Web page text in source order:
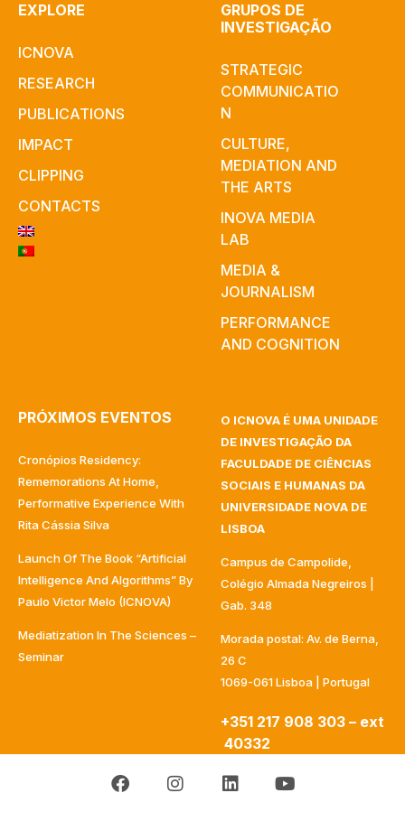
EXPLORE
ICNOVA
RESEARCH
PUBLICATIONS
IMPACT
CLIPPING
CONTACTS
GRUPOS DE
INVESTIGAÇÃO
STRATEGIC
COMMUNICATIO
N
CULTURE,
MEDIATION AND
THE ARTS
INOVA MEDIA
LAB
MEDIA &
JOURNALISM
PERFORMANCE
AND COGNITION
PRÓXIMOS EVENTOS
Cronópios Residency:
Rememorations At Home,
Performative Experience With
Rita Cássia Silva
Launch Of The Book “Artificial
Intelligence And Algorithms” By
Paulo Victor Melo (ICNOVA)
Mediatization In The Sciences –
Seminar
O ICNOVA É UMA UNIDADE
DE INVESTIGAÇÃO DA
FACULDADE DE CIÊNCIAS
SOCIAIS E HUMANAS DA
UNIVERSIDADE NOVA DE
LISBOA
Campus de Campolide,
Colégio Almada Negreiros |
Gab. 348
Morada postal: Av. de Berna,
26 C
1069-061 Lisboa | Portugal
+351 217 908 303 – ext
40332